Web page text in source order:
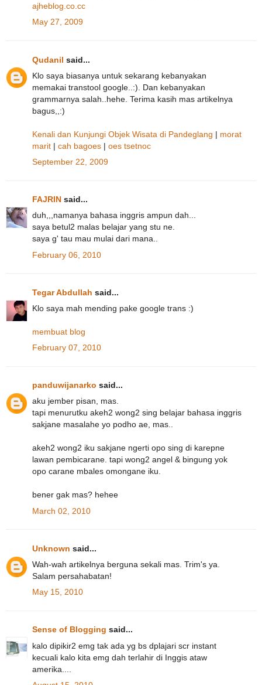
ajheblog.co.cc
May 27, 2009
Qudanil said...
Klo saya biasanya untuk sekarang kebanyakan
memakai transtool google..:). Dan kebanyakan
grammarnya salah..hehe. Terima kasih mas artikelnya
bagus,,:)
Kenali dan Kunjungi Objek Wisata di Pandeglang | morat
marit | cah bagoes | oes tsetnoc
September 22, 2009
FAJRIN said...
duh,,,namanya bahasa inggris ampun dah...
saya betul2 malas belajar yang stu ne.
saya g' tau mau mulai dari mana..
February 06, 2010
Tegar Abdullah said...
Klo saya mah mending pake google trans :)
membuat blog
February 07, 2010
panduwijanarko said...
aku jember pisan, mas.
tapi menurutku akeh2 wong2 sing belajar bahasa inggris
sakjane masalahe yo podho ae, mas..
akeh2 wong2 iku sakjane ngerti opo sing di karepne
lawan pembicarane. tapi wong2 angel & bingung yok
opo carane mbales omongane iku.
bener gak mas? hehee
March 02, 2010
Unknown said...
Wah-wah artikelnya berguna sekali mas. Trim's ya.
Salam persahabatan!
May 15, 2010
Sense of Blogging said...
kalo dipikir2 emg tak ada yg bs dplajari scr instant
kecuali kalo kita emg dah terlahir di Inggis ataw
amerika....